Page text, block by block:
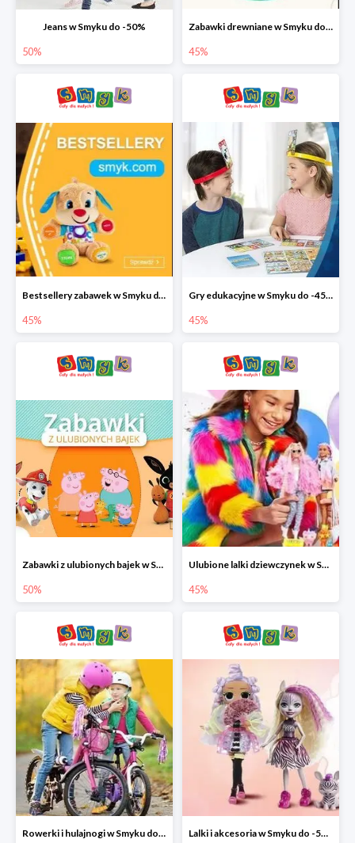
Jeans w Smyku do -50%
50%
Zabawki drewniane w Smyku do -45%
45%
Bestsellery zabawek w Smyku do -45%
45%
Gry edukacyjne w Smyku do -45%
45%
Zabawki z ulubionych bajek w Smyku do -50%
50%
Ulubione lalki dziewczynek w Smyku do -45%
45%
Rowerki i hulajnogi w Smyku do -50% Lalki i akcesoria w Smyku do -52%